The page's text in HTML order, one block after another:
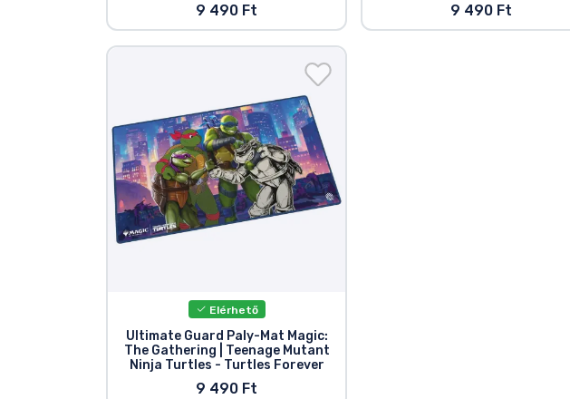
9 490 Ft 9 490 Ft
Elérhető
Ultimate Guard Paly-Mat Magic:
The Gathering | Teenage Mutant
Ninja Turtles - Turtles Forever
9 490 Ft